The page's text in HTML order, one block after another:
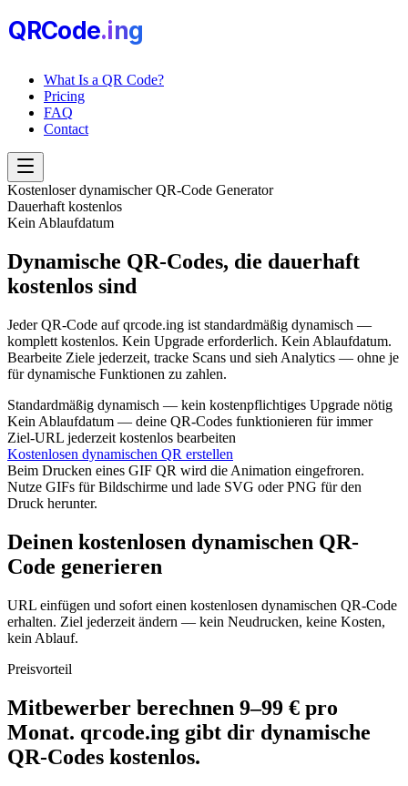
QRCode.ing
What Is a QR Code?
Pricing
FAQ
Contact
Kostenloser dynamischer QR-Code Generator
Dauerhaft kostenlos
Kein Ablaufdatum
Dynamische QR-Codes, die dauerhaft
kostenlos sind
Jeder QR-Code auf qrcode.ing ist standardmäßig dynamisch —
komplett kostenlos. Kein Upgrade erforderlich. Kein Ablaufdatum.
Bearbeite Ziele jederzeit, tracke Scans und sieh Analytics — ohne je
für dynamische Funktionen zu zahlen.
Standardmäßig dynamisch — kein kostenpflichtiges Upgrade nötig
Kein Ablaufdatum — deine QR-Codes funktionieren für immer
Ziel-URL jederzeit kostenlos bearbeiten
Kostenlosen dynamischen QR erstellen
Beim Drucken eines GIF QR wird die Animation eingefroren.
Nutze GIFs für Bildschirme und lade SVG oder PNG für den
Druck herunter.
Deinen kostenlosen dynamischen QR-
Code generieren
URL einfügen und sofort einen kostenlosen dynamischen QR-Code
erhalten. Ziel jederzeit ändern — kein Neudrucken, keine Kosten,
kein Ablauf.
Preisvorteil
Mitbewerber berechnen 9–99 € pro
Monat. qrcode.ing gibt dir dynamische
QR-Codes kostenlos.